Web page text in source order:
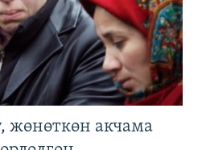
жөнөткөн акчама